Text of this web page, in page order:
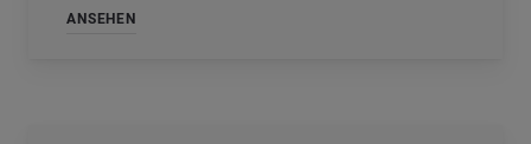
ANSEHEN